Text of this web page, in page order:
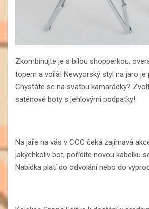
Zkombinujte je s bílou shopperkou,
topem a voilà! Newyorský styl na jaro je
Chystáte se na svatbu kamarádky?
saténové boty s jehlovými podpatky!
Na jaře na vás v CCC čeká zajímavá
jakýchkoliv bot, pořídíte novou kabelku
Nabídka platí do odvolání nebo do